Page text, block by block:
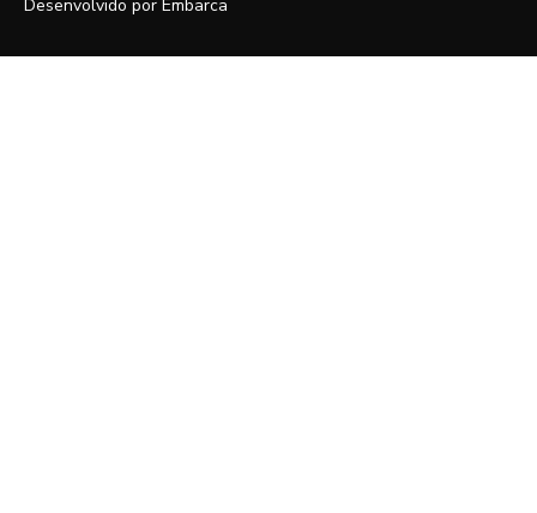
Desenvolvido por Embarca